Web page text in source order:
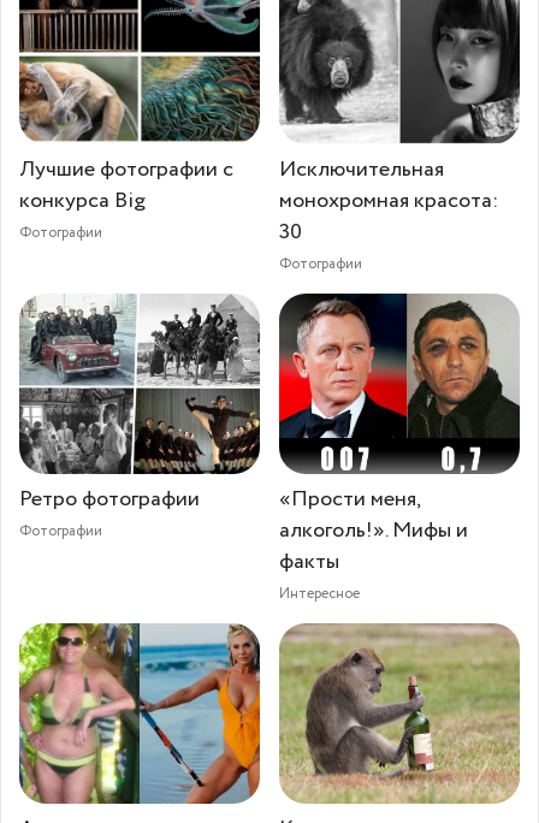
Лучшие фотографии с
конкурса Big
Фотографии
Исключительная
монохромная красота:
30
Фотографии
Ретро фотографии
Фотографии
«Прости меня,
алкоголь!». Мифы и
факты
Интересное